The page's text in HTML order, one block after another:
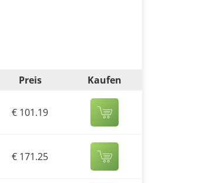
Preis Kaufen
€ 101.19
€ 171.25